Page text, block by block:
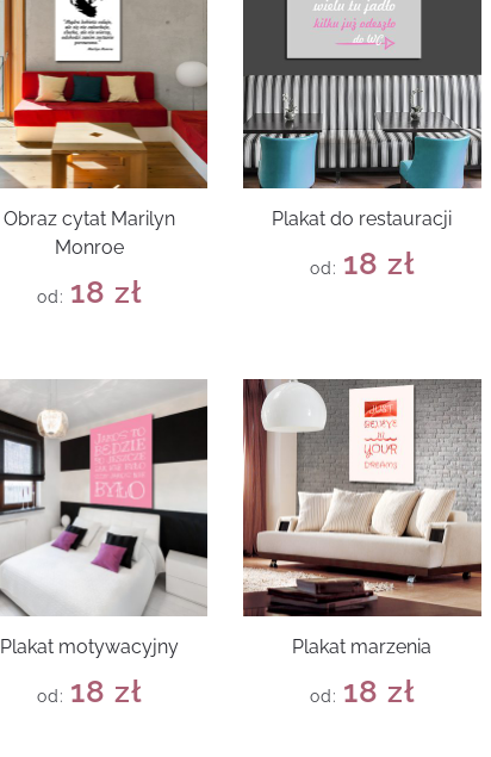
Obraz cytat Marilyn
Monroe
od: 18 zł
Plakat do restauracji
od: 18 zł
Plakat motywacyjny
od: 18 zł
Plakat marzenia
od: 18 zł